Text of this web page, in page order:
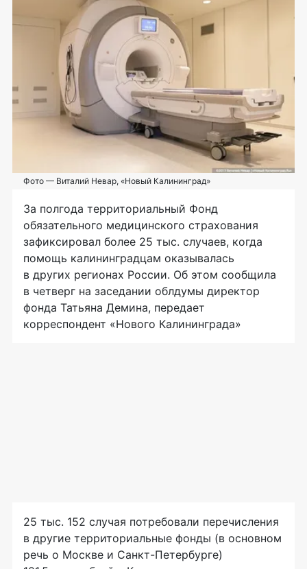
Фото — Виталий Невар, «Новый Калининград»
За полгода территориальный Фонд
обязательного медицинского страхования
зафиксировал более 25 тыс. случаев, когда
помощь калининградцам оказывалась
в других регионах России. Об этом сообщила
в четверг на заседании облдумы директор
фонда Татьяна Демина, передает
корреспондент «Нового Калининграда»
25 тыс. 152 случая потребовали перечисления
в другие территориальные фонды (в основном
речь о Москве и Санкт-Петербурге)